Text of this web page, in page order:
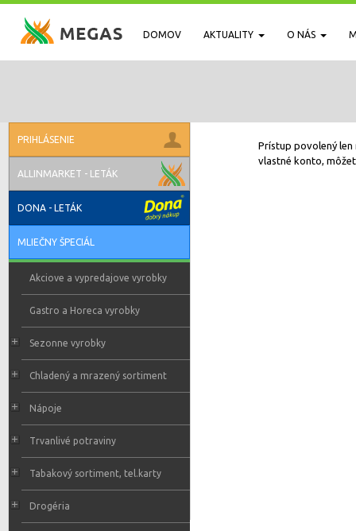
DOMOV AKTUALITY O NÁS
PRIHLÁSENIE
ALLINMARKET - LETÁK
DONA - LETÁK
MLIEČNY ŠPECIÁL
Akciove a vypredajove vyrobky
Gastro a Horeca vyrobky
Sezonne vyrobky
Chladený a mrazený sortiment
Nápoje
Trvanlivé potraviny
Tabakový sortiment, tel.karty
Drogéria
Prístup povolený len
vlastné konto,